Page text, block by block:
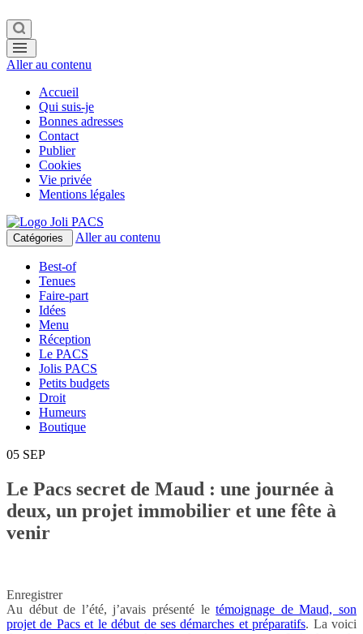
Aller au contenu
Accueil
Qui suis-je
Bonnes adresses
Contact
Publier
Cookies
Vie privée
Mentions légales
Catégories Aller au contenu
Best-of
Tenues
Faire-part
Idées
Menu
Réception
Le PACS
Jolis PACS
Petits budgets
Droit
Humeurs
Boutique
05 SEP
Le Pacs secret de Maud : une journée à
deux, un projet immobilier et une fête à
venir
Enregistrer
Au début de l’été, j’avais présenté letémoignage de Maud, son
projet de Pacs et le début de ses démarches et préparatifs. La voici